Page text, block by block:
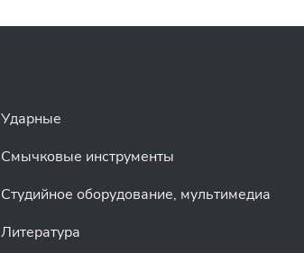
Ударные
Смычковые инструменты
Студийное оборудование, мультимедиа
Литература